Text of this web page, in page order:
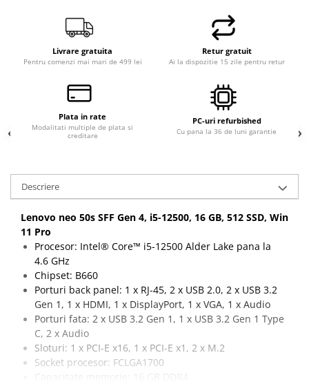
Livrare gratuita
Pentru comenzi mai mari de 499 lei
Retur gratuit
Ai la dispozitie 15 zile pentru retur
Plata in rate
Modalitati multiple de plata si
creditare
PC-uri refurbished
Cu pana la 36 de luni garantie
Descriere
Lenovo neo 50s SFF Gen 4, i5-12500, 16 GB, 512 SSD, Win
11 Pro
Procesor: Intel® Core™ i5-12500 Alder Lake pana la
4.6 GHz
Chipset: B660
Porturi back panel: 1 x RJ-45, 2 x USB 2.0, 2 x USB 3.2
Gen 1, 1 x HDMI, 1 x DisplayPort, 1 x VGA, 1 x Audio
Porturi fata: 2 x USB 3.2 Gen 1, 1 x USB 3.2 Gen 1 Type
C, 2 x Audio
Sloturi: 1 x PCI-E x16, 1 x PCI-E x1, 2 x M.2
Socket procesor: FCLGA1700